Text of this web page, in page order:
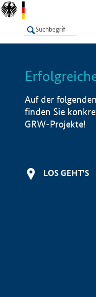
LISTE
Auf der
finden Sie
GRW-Projekte!
LOS GEHT'S